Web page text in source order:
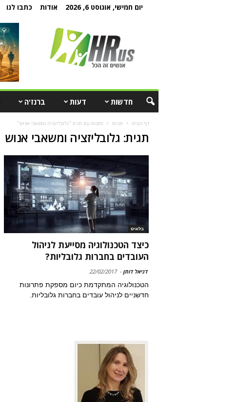
יום חמישי, אוגוסט 6, 2026 אודות כתבו לנו
חדשות דעות ברנז'ה
דף הבית תגיות כתבות עם תגית "גלובליזציה ומשאבי אנוש"
תגית: גלובליזציה ומשאבי אנוש
בלוגים
כיצד הטכנולוגיה מסייעת לניהול
העובדים בחברות גלובליות?
דניאל דותן -
22/02/2017
הטכנולוגיה המתקדמת כיום מספקת פתרונות
חדשניים לניהול עובדים בחברות גלובליות.